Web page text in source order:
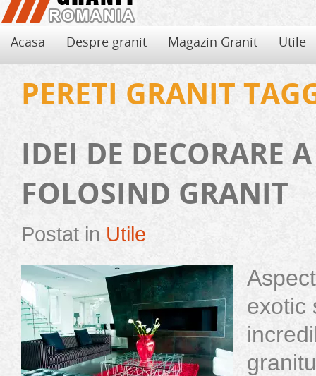
Acasa Despre granit Magazin Granit Utile
Avantajele si dezavantajele granitului
Folosirea de granit pentru decorarea locuintei aduce, pe langa
Seminee din piatra naturala
Semineele adauga oricarui living eleganta si unicitate, insa, trebuie ca
PERETI GRANIT
IDEI DE DECORARE
FOLOSIND GRANIT
Postat in Utile
exotic